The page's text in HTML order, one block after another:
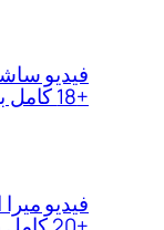
فيديو
+18 كامل بدقة عالية
فيديو